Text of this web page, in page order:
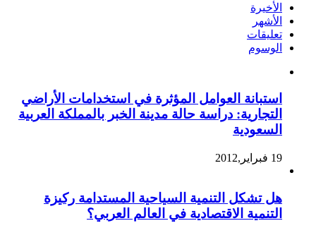
الأخيرة
الأشهر
تعليقات
الوسوم
استبانة العوامل المؤثرة في استخدامات الأراضي
التجارية: دراسة حالة مدينة الخبر بالمملكة العربية
السعودية
19 فبراير,2012
هل تشكل التنمية السياحية المستدامة ركيزة
التنمية الاقتصادية في العالم العربي؟